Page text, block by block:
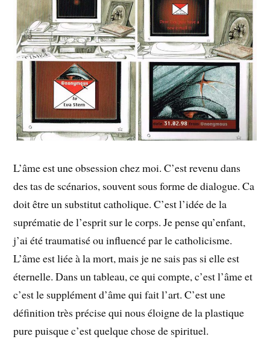
L’âme est une obsession chez moi. C’est revenu dans
des tas de scénarios, souvent sous forme de dialogue. Ca
doit être un substitut catholique. C’est l’idée de la
suprématie de l’esprit sur le corps. Je pense qu’enfant,
j’ai été traumatisé ou influencé par le catholicisme.
L’âme est liée à la mort, mais je ne sais pas si elle est
éternelle. Dans un tableau, ce qui compte, c’est l’âme et
c’est le supplément d’âme qui fait l’art. C’est une
définition très précise qui nous éloigne de la plastique
pure puisque c’est quelque chose de spirituel.